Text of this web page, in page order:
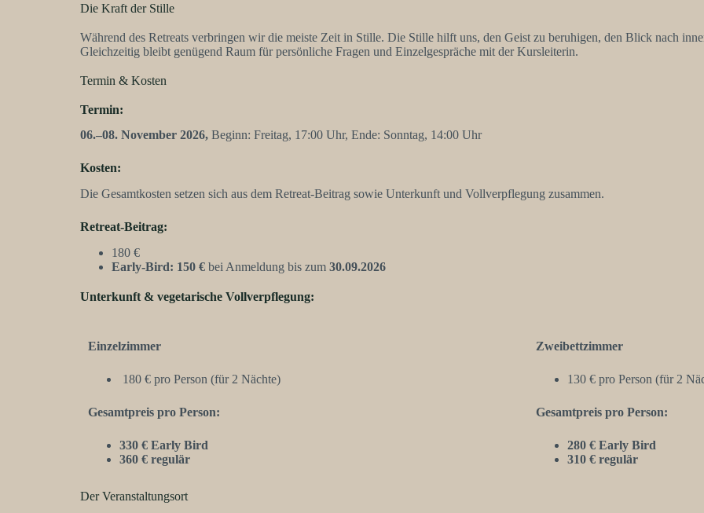
Die Kraft der Stille
Während des Retreats verbringen wir die meiste Zeit in Stille. Die Stille hilft uns, den Geist zu beruhigen, den Blick nach
Gleichzeitig bleibt genügend Raum für persönliche Fragen und Einzelgespräche mit der Kursleiterin.
Termin & Kosten
Termin:
06.–08. November 2026, Beginn: Freitag, 17:00 Uhr, Ende: Sonntag, 14:00 Uhr
Kosten:
Die Gesamtkosten setzen sich aus dem Retreat-Beitrag sowie Unterkunft und Vollverpflegung zusammen.
Retreat-Beitrag:
180 €
Early-Bird: 150 € bei Anmeldung bis zum 30.09.2026
Unterkunft & vegetarische Vollverpflegung:
Einzelzimmer
180 € pro Person (für 2 Nächte)
Gesamtpreis pro Person:
330 € Early Bird
360 € regulär
Zweibettzimmer
130 € pro Person (für 2
Gesamtpreis pro Person:
280 € Early Bird
310 € regulär
Der Veranstaltungsort